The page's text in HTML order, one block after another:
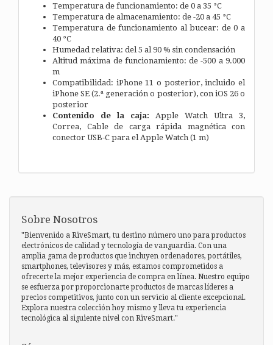
Temperatura de funciona­miento: de 0 a 35 °C
Temperatura de almacena­miento: de -20 a 45 °C
Temperatura de funciona­miento al bucear: de 0 a
40 °C
Humedad relativa: del 5 al 90 % sin condensación
Altitud máxima de funciona­miento: de -500 a 9.000
m
Compati­bilidad: iPhone 11 o posterior, incluido el
iPhone SE (2.ª generación o posterior), con iOS 26 o
posterior
Contenido de la caja: Apple Watch Ultra 3,
Correa, Cable de carga rápida magnética con
conector USB-C para el Apple Watch (1 m)
Sobre Nosotros
"Bienvenido a RiveSmart, tu destino número uno para productos
electrónicos de calidad y tecnología de vanguardia. Con una
amplia gama de productos que incluyen ordenadores, portátiles,
smartphones, televisores y más, estamos comprometidos a
ofrecerte la mejor experiencia de compra en línea. Nuestro equipo
se esfuerza por proporcionarte productos de marcas líderes a
precios competitivos, junto con un servicio al cliente excepcional.
Explora nuestra colección hoy mismo y lleva tu experiencia
tecnológica al siguiente nivel con RiveSmart."